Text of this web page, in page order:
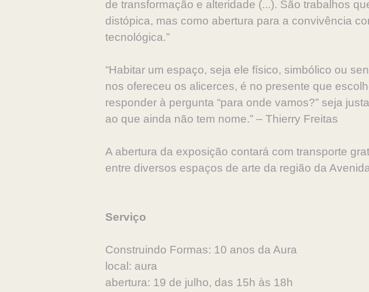
de transformação e alteridade (...). São trabalhos
distópica, mas como abertura para a convivência
tecnológica.”
“Habitar um espaço, seja ele físico, simbólico ou
nos ofereceu os alicerces, é no presente que
responder à pergunta “para onde vamos?” seja
ao que ainda não tem nome.” – Thierry Freitas
A abertura da exposição contará com transporte
entre diversos espaços de arte da região da
Serviço
Construindo Formas: 10 anos da Aura
local: aura
abertura: 19 de julho, das 15h às 18h